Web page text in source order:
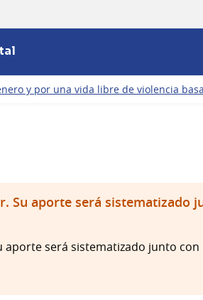
y por una vida libre de violencia
Su aporte será sistematizado
aporte será sistematizado junto